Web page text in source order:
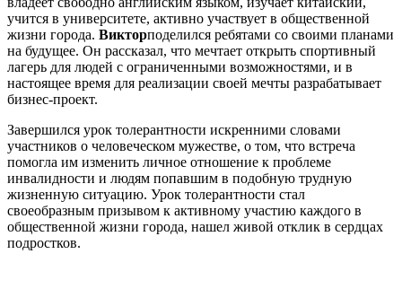
учится в университете, активно участвует в общественной
жизни города. Викторподелился ребятами со своими планами
на будущее. Он рассказал, что мечтает открыть спортивный
лагерь для людей с ограниченными возможностями, и в
настоящее время для реализации своей мечты разрабатывает
бизнес-проект.
Завершился урок толерантности искренними словами
участников о человеческом мужестве, о том, что встреча
помогла им изменить личное отношение к проблеме
инвалидности и людям попавшим в подобную трудную
жизненную ситуацию. Урок толерантности стал
своеобразным призывом к активному участию каждого в
общественной жизни города, нашел живой отклик в сердцах
подростков.